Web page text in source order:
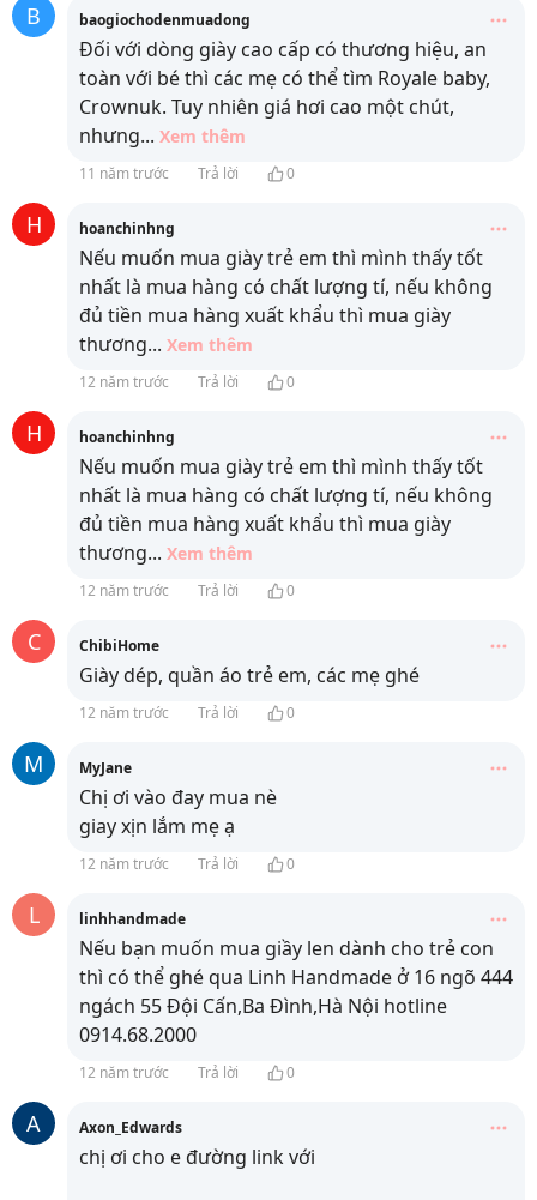
B baogiochodenmuadong
Đối với dòng giày cao cấp có thương hiệu, an
toàn với bé thì các mẹ có thể tìm Royale baby,
Crownuk. Tuy nhiên giá hơi cao một chút,
nhưng... Xem thêm
11 năm trước Trả lời 0
H hoanchinhng
Nếu muốn mua giày trẻ em thì mình thấy tốt
nhất là mua hàng có chất lượng tí, nếu không
đủ tiền mua hàng xuất khẩu thì mua giày
thương... Xem thêm
12 năm trước Trả lời 0
H hoanchinhng
Nếu muốn mua giày trẻ em thì mình thấy tốt
nhất là mua hàng có chất lượng tí, nếu không
đủ tiền mua hàng xuất khẩu thì mua giày
thương... Xem thêm
12 năm trước Trả lời 0
C ChibiHome
Giày dép, quần áo trẻ em, các mẹ ghé
12 năm trước Trả lời 0
M MyJane
Chị ơi vào đay mua nè
giay xịn lắm mẹ ạ
12 năm trước Trả lời 0
L linhhandmade
Nếu bạn muốn mua giầy len dành cho trẻ con
thì có thể ghé qua Linh Handmade ở 16 ngõ 444
ngách 55 Đội Cấn,Ba Đình,Hà Nội hotline
0914.68.2000
12 năm trước Trả lời 0
A Axon_Edwards
chị ơi cho e đường link với